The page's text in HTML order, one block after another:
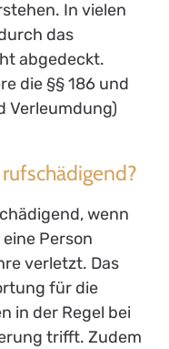
In vielen
das
abgedeckt.
die §§ 186 und
Verleumdung)
wenn
Person
verletzt. Das
für die
in der Regel bei
trifft. Zudem